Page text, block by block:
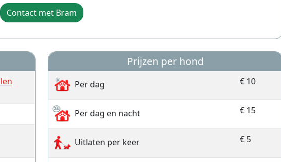
Contact met Bram
Prijzen per hond
Per dag € 10
Per dag en nacht € 15
Uitlaten per keer € 5